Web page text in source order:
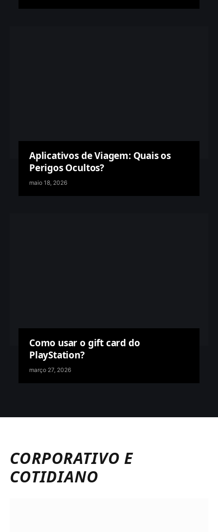
Aplicativos de Viagem: Quais os
Perigos Ocultos?
maio 18, 2026
Como usar o gift card do
PlayStation?
março 27, 2026
CORPORATIVO E
COTIDIANO